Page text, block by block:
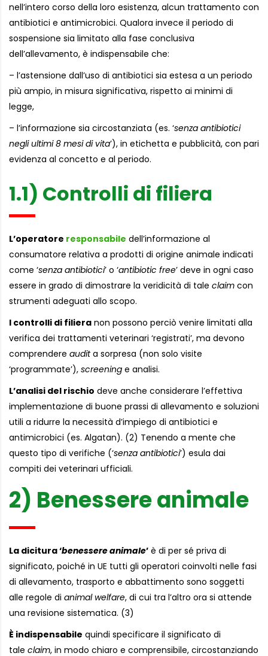
nell’intero corso della loro esistenza, alcun trattamento con
antibiotici e antimicrobici. Qualora invece il periodo di
sospensione sia limitato alla fase conclusiva
dell’allevamento, è indispensabile che:
– l’astensione dall’uso di antibiotici sia estesa a un periodo
più ampio, in misura significativa, rispetto ai minimi di
legge,
– l’informazione sia circostanziata (es. ‘senza antibiotici
negli ultimi 8 mesi di vita’), in etichetta e pubblicità, con pari
evidenza al concetto e al periodo.
1.1) Controlli di filiera
L’operatore responsabile dell’informazione al
consumatore relativa a prodotti di origine animale indicati
come ‘senza antibiotici’ o ‘antibiotic free’ deve in ogni caso
essere in grado di dimostrare la veridicità di tale claim con
strumenti adeguati allo scopo.
I controlli di filiera non possono perciò venire limitati alla
verifica dei trattamenti veterinari ‘registrati’, ma devono
comprendere audita sorpresa (non solo visite
‘programmate’), screening e analisi.
L’analisi del rischio deve anche considerare l’effettiva
implementazione di buone prassi di allevamento e soluzioni
utili a ridurre la necessità d’impiego di antibiotici e
antimicrobici (es. Algatan). (2) Tenendo a mente che
questo tipo di verifiche (‘senza antibiotici’) esula dai
compiti dei veterinari ufficiali.
2) Benessere animale
La dicitura ‘benessere animale’ è di per sé priva di
significato, poiché in UE tutti gli operatori coinvolti nelle fasi
di allevamento, trasporto e abbattimento sono soggetti
alle regole di animal welfare, di cui tra l’altro ora si attende
una revisione sistematica. (3)
È indispensabile quindi specificare il significato di
tale claim, in modo chiaro e comprensibile, circostanziando